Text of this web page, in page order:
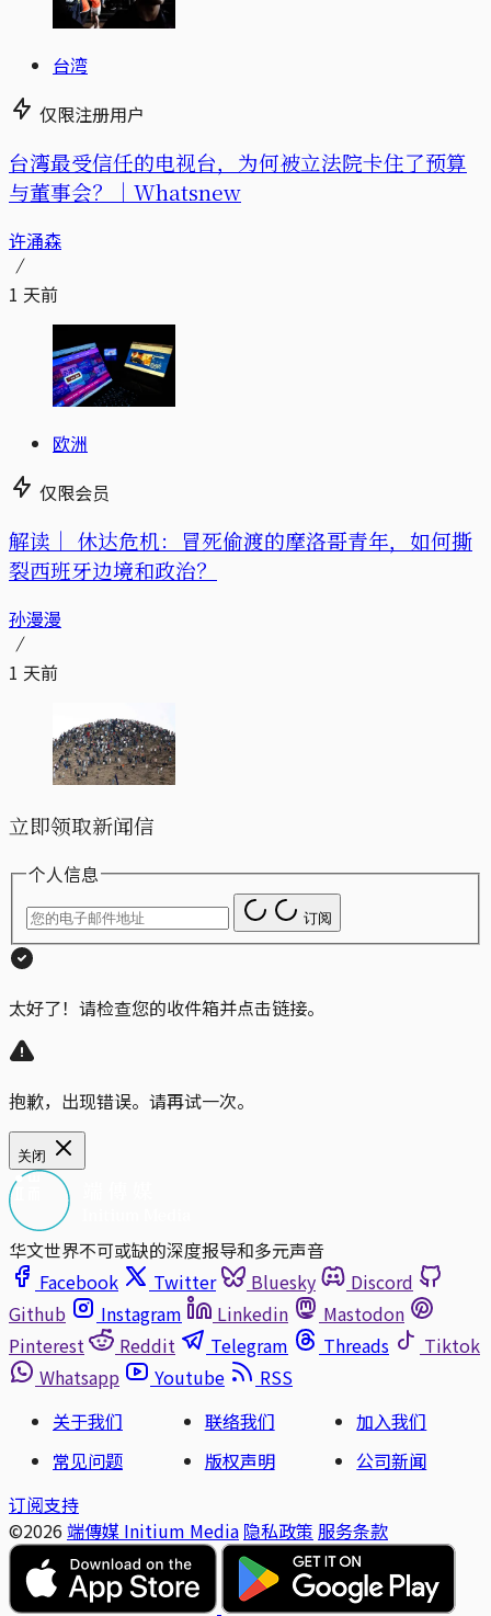
台湾
仅限注册用户
台湾最受信任的电视台，为何被立法院卡住了预算
与董事会？｜Whatsnew
许涌森
1 天前
欧洲
仅限会员
解读｜ 休达危机：冒死偷渡的摩洛哥青年，如何撕
裂西班牙边境和政治？
孙漫漫
1 天前
立即领取新闻信
个人信息
订阅
太好了！请检查您的收件箱并点击链接。
抱歉，出现错误。请再试一次。
关闭
华文世界不可或缺的深度报导和多元声音
Facebook
Twitter Bluesky
Discord
Github
Instagram Linkedin
Mastodon
Pinterest
Reddit Telegram Threads
Tiktok
Whatsapp
Youtube
RSS
关于我们
联络我们
加入我们
常见问题
版权声明
公司新闻
订阅支持
©2026 端傳媒 Initium Media 隐私政策 服务条款